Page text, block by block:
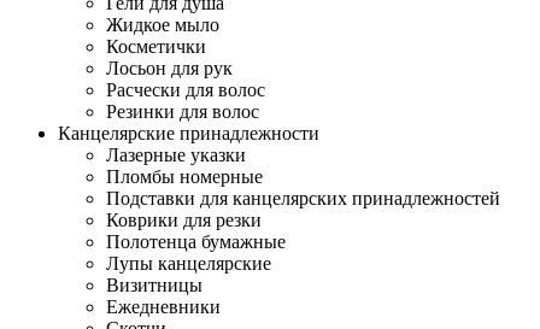
Жидкое мыло
Косметички
Лосьон для рук
Расчески для волос
Резинки для волос
Канцелярские принадлежности
Лазерные указки
Пломбы номерные
Подставки для канцелярских принадлежностей
Коврики для резки
Полотенца бумажные
Лупы канцелярские
Визитницы
Ежедневники